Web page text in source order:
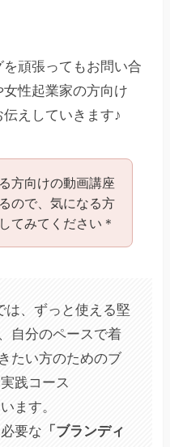
頑張ってもお問い合
性起業家の方向け
えしていきます♪
方向けの動画講座
ので、気になる方
てみてください＊
は、ずっと使える堅
自分のペースで着
たい方のためのブ
践コース
ます。
要な 「ブランディ